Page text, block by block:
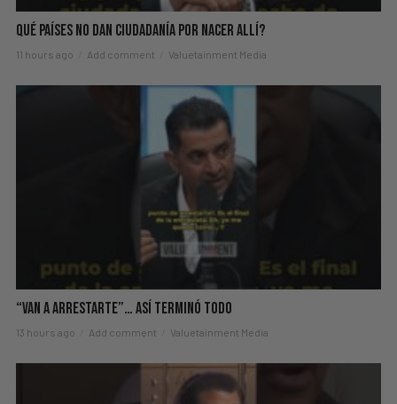
Qué Países No Dan Ciudadanía Por Nacer Allí?
11 hours ago Add comment Valuetainment Media
“Van A Arrestarte”… Así Terminó Todo
13 hours ago Add comment Valuetainment Media